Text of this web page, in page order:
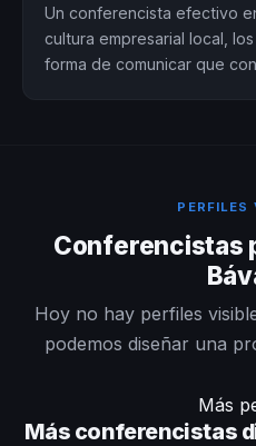
Un conferencista efectivo
cultura empresarial local,
forma de comunicar que
PERFILES
Conferencistas
Hoy no hay perfiles
podemos diseñar una
Más
Más conferencistas